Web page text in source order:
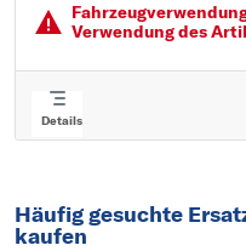
Verwendung des
Details
Häufig gesuchte
kaufen